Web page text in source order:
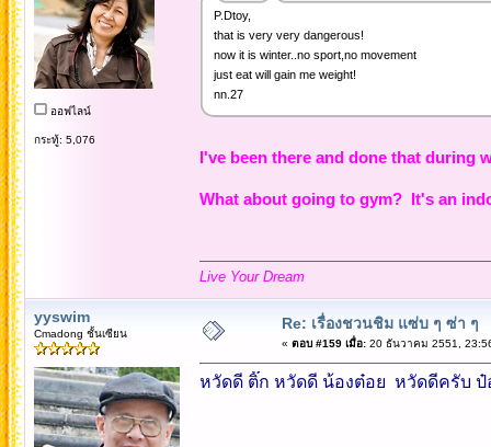
ออฟไลน์
กระทู้: 5,076
P.Dtoy,
that is very very dangerous!
now it is winter..no sport,no movement
just eat will gain me weight!
nn.27
I've been there and done that during
What about going to gym? It's an
Live Your Dream
yyswim
Cmadong ชั้นเซียน
Re: เรื่องชวนชิม แซ่บ ๆ ซ่า ๆ
« ตอบ #159 เมื่อ:20 ธันวาคม 2551,
หวัดดี ติ๊ก หวัดดี น้องต๋อย หวัดดีครับ